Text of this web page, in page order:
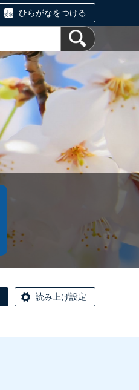
ひらがなをつける
読み上げ設定